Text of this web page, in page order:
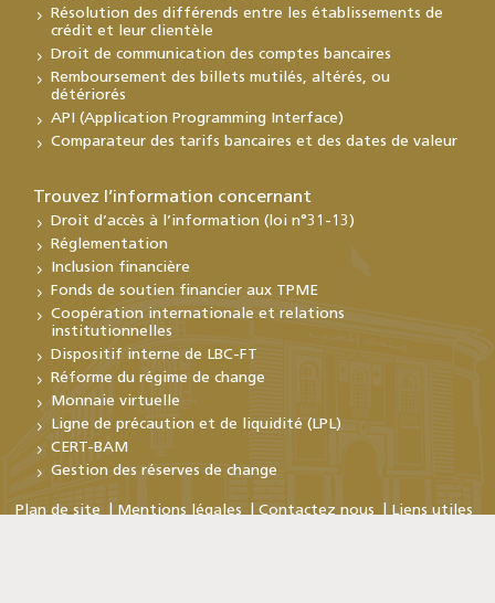
Résolution des différends entre les établissements de
crédit et leur clientèle
Droit de communication des comptes bancaires
Remboursement des billets mutilés, altérés, ou
détériorés
API (Application Programming Interface)
Comparateur des tarifs bancaires et des dates de valeur
Trouvez l’information concernant
Droit d’accès à l’information (loi n°31-13)
Réglementation
Inclusion financière
Fonds de soutien financier aux TPME
Coopération internationale et relations
institutionnelles
Dispositif interne de LBC-FT
Réforme du régime de change
Monnaie virtuelle
Ligne de précaution et de liquidité (LPL)
CERT-BAM
Gestion des réserves de change
Plan de site Mentions légales Contactez nous Liens utiles